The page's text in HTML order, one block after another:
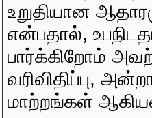
உறுதியான
என்பதால்,
பார்க்கிறோம்
வரிவிதிப்பு,
மாற்றங்கள்